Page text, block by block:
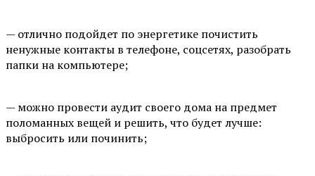
— отлично подойдет по энергетике почистить
ненужные контакты в телефоне, соцсетях, разобрать
папки на компьютере;
— можно провести аудит своего дома на предмет
поломанных вещей и решить, что будет лучше:
выбросить или починить;